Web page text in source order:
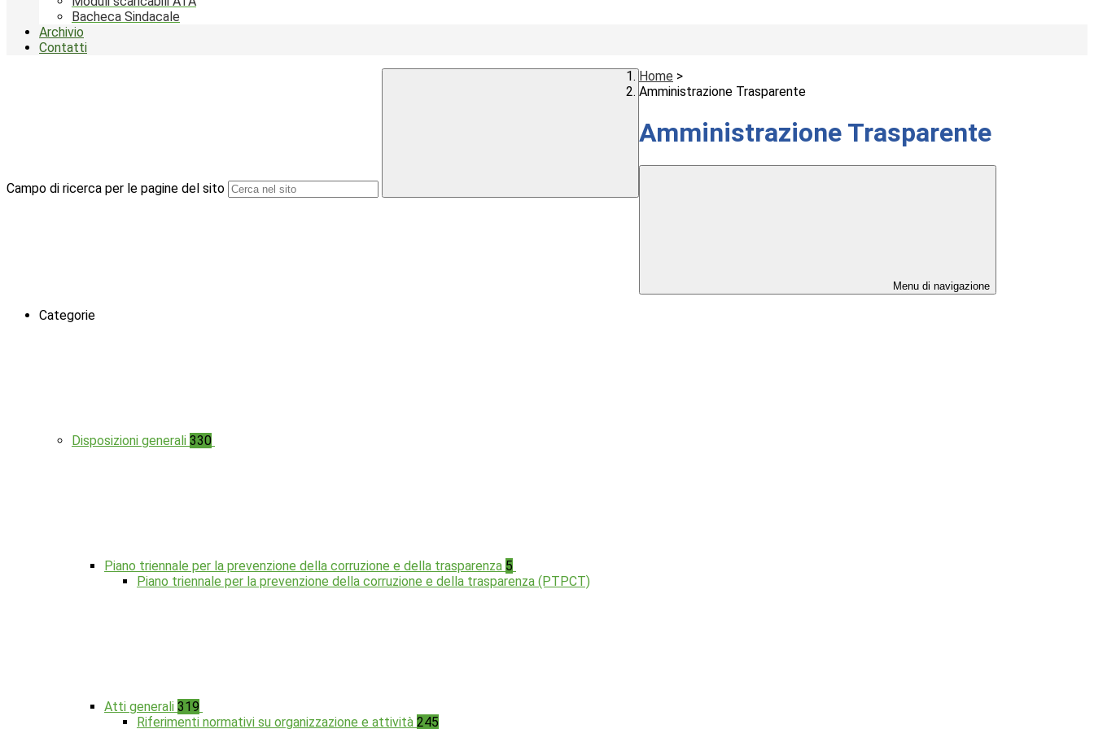
Bacheca Sindacale
Archivio
Contatti
Campo di ricerca per le pagine del sito
Home >
Amministrazione Trasparente
Amministrazione Trasparente
Menu di navigazione
Categorie
Disposizioni generali 330
Piano triennale per la prevenzione della corruzione e della trasparenza 5
Piano triennale per la prevenzione della corruzione e della trasparenza (PTPCT)
Atti generali 319
Riferimenti normativi su organizzazione e attività 245